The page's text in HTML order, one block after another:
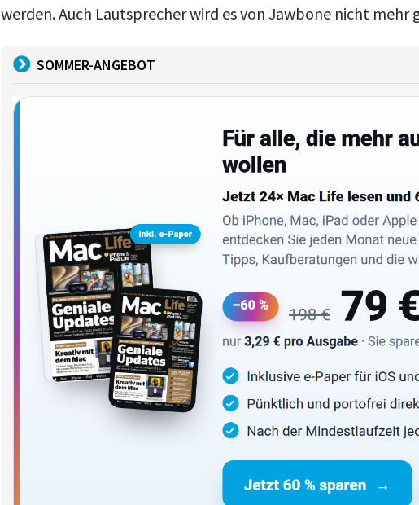
werden. Auch Lautsprecher wird es von Jawbone nicht mehr
SOMMER-ANGEBOT